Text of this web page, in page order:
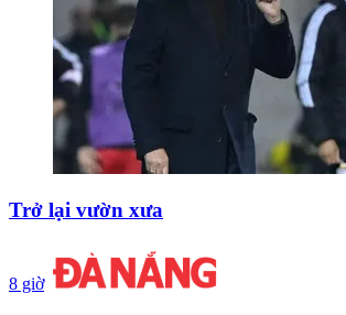
Trở lại vườn xưa
8 giờ